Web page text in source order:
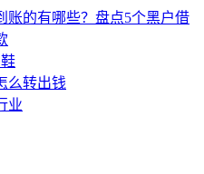
账的有哪些？盘点5个黑户借
么转出钱
业